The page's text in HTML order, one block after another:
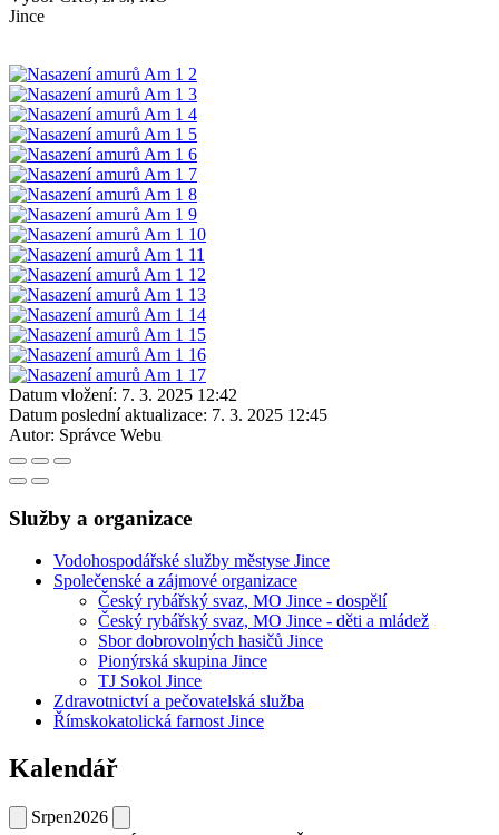
Datum vložení: 7. 3. 2025 12:42
Datum poslední aktualizace: 7. 3. 2025 12:45
Autor: Správce Webu
Služby a organizace
Vodohospodářské služby městyse Jince
Společenské a zájmové organizace
Český rybářský svaz, MO Jince - dospělí
Český rybářský svaz, MO Jince - děti a mládež
Sbor dobrovolných hasičů Jince
Pionýrská skupina Jince
TJ Sokol Jince
Zdravotnictví a pečovatelská služba
Římskokatolická farnost Jince
Kalendář
Srpen2026